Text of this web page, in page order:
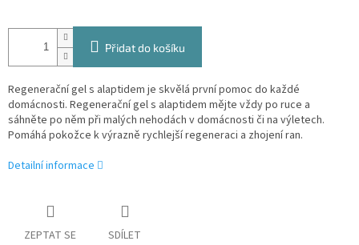
Přidat do košíku
Regenerační gel s alaptidem je skvělá první pomoc do každé
domácnosti. Regenerační gel s alaptidem mějte vždy po ruce a
sáhněte po něm při malých nehodách v domácnosti či na výletech.
Pomáhá pokožce k výrazně rychlejší regeneraci a zhojení ran.
Detailní informace
ZEPTAT SE SDÍLET